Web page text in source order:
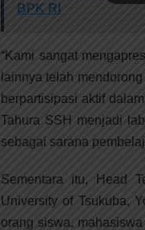
BPK RI
“Kami sangat
lainnya telah
berpartisipasi aktif
Tahura SSH menjadi
sebagai sarana
Sementara itu, Head
University of Tsukuba,
orang siswa,